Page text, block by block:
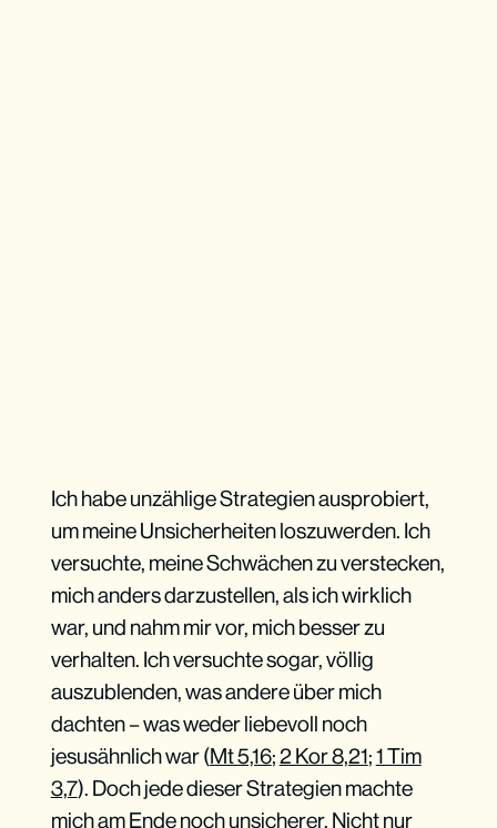
Ich habe unzählige Strategien ausprobiert,
um meine Unsicherheiten loszuwerden. Ich
versuchte, meine Schwächen zu verstecken,
mich anders darzustellen, als ich wirklich
war, und nahm mir vor, mich besser zu
verhalten. Ich versuchte sogar, völlig
auszublenden, was andere über mich
dachten – was weder liebevoll noch
jesusähnlich war (Mt 5,16;2 Kor 8,21;1 Tim
3,7). Doch jede dieser Strategien machte
mich am Ende noch unsicherer. Nicht nur